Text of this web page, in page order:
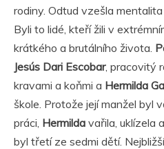
rodiny. Odtud vzešla mentalita
Byli to lidé, kteří žili v
krátkého a brutálního života.
Jesús Dari Escobar, pracovitý
kravami a koňmi a Hermilda
škole. Protože její manžel byl
práci, Hermilda vařila, uklízela
byl třetí ze sedmi dětí.